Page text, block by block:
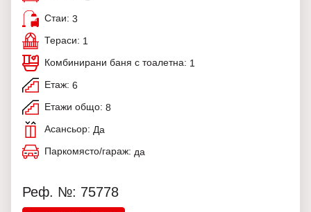
Стаи: 3
Тераси: 1
Комбинирани баня с тоалетна: 1
Етаж: 6
Етажи общо: 8
Асансьор: Да
Паркомясто/гараж: да
Реф. №: 75778